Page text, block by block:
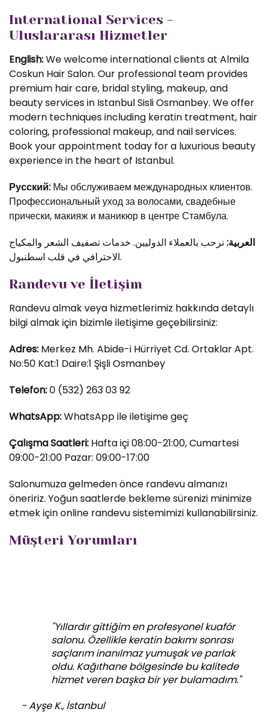
International Services -
Uluslararası Hizmetler
English:We welcome international clients at Almila
Coskun Hair Salon. Our professional team provides
premium hair care, bridal styling, makeup, and
beauty services in Istanbul Sisli Osmanbey. We offer
modern techniques including keratin treatment, hair
coloring, professional makeup, and nail services.
Book your appointment today for a luxurious beauty
experience in the heart of Istanbul.
Русский: Мы обслуживаем международных клиентов.
Профессиональный уход за волосами, свадебные
прически, макияж и маникюр в центре Стамбула.
العربية: نرحب بالعملاء الدوليين. خدمات تصفيف الشعر والمكياج
الاحترافي في قلب اسطنبول.
Randevu ve İletişim
Randevu almak veya hizmetlerimiz hakkında detaylı
bilgi almak için bizimle iletişime geçebilirsiniz:
Adres: Merkez Mh. Abide-i Hürriyet Cd. Ortaklar Apt.
No:50 Kat:1 Daire:1 Şişli Osmanbey
Telefon:0 (532) 263 03 92
WhatsApp:WhatsApp ile iletişime geç
Çalışma Saatleri: Hafta içi 08:00-21:00, Cumartesi
09:00-21:00 Pazar: 09:00-17:00
Salonumuza gelmeden önce randevu almanızı
öneririz. Yoğun saatlerde bekleme sürenizi minimize
etmek için online randevu sistemimizi kullanabilirsiniz.
Müşteri Yorumları
"Yıllardır gittiğim en profesyonel kuaför
salonu. Özellikle keratin bakımı sonrası
saçlarım inanılmaz yumuşak ve parlak
oldu. Kağıthane bölgesinde bu kalitede
hizmet veren başka bir yer bulamadım."
- Ayşe K., İstanbul